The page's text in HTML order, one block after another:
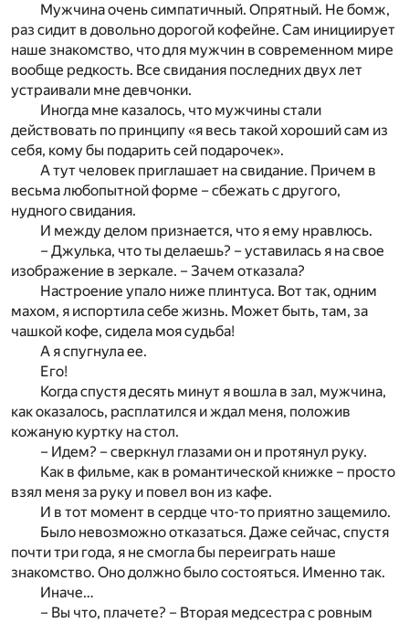
Мужчина очень симпатичный. Опрятный. Не бомж,
раз сидит в довольно дорогой кофейне. Сам инициирует
наше знакомство, что для мужчин в современном мире
вообще редкость. Все свидания последних двух лет
устраивали мне девчонки.
Иногда мне казалось, что мужчины стали
действовать по принципу «я весь такой хороший сам из
себя, кому бы подарить сей подарочек».
А тут человек приглашает на свидание. Причем в
весьма любопытной форме – сбежать с другого,
нудного свидания.
И между делом признается, что я ему нравлюсь.
– Джулька, что ты делаешь? – уставилась я на свое
изображение в зеркале. – Зачем отказала?
Настроение упало ниже плинтуса. Вот так, одним
махом, я испортила себе жизнь. Может быть, там, за
чашкой кофе, сидела моя судьба!
А я спугнула ее.
Его!
Когда спустя десять минут я вошла в зал, мужчина,
как оказалось, расплатился и ждал меня, положив
кожаную куртку на стол.
– Идем? – сверкнул глазами он и протянул руку.
Как в фильме, как в романтической книжке – просто
взял меня за руку и повел вон из кафе.
И в тот момент в сердце что-то приятно защемило.
Было невозможно отказаться. Даже сейчас, спустя
почти три года, я не смогла бы переиграть наше
знакомство. Оно должно было состояться. Именно так.
Иначе…
– Вы что, плачете? – Вторая медсестра с ровным